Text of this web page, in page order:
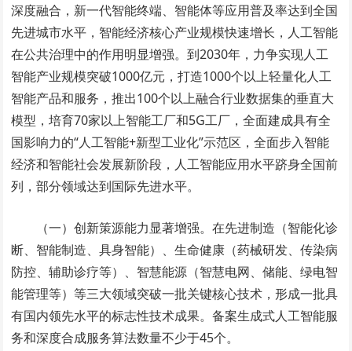
深度融合，新一代智能终端、智能体等应用普及率达到全国
先进城市水平，智能经济核心产业规模快速增长，人工智能
在公共治理中的作用明显增强。到2030年，力争实现人工
智能产业规模突破1000亿元，打造1000个以上轻量化人工
智能产品和服务，推出100个以上融合行业数据集的垂直大
模型，培育70家以上智能工厂和5G工厂，全面建成具有全
国影响力的“人工智能+新型工业化”示范区，全面步入智能
经济和智能社会发展新阶段，人工智能应用水平跻身全国前
列，部分领域达到国际先进水平。
（一）创新策源能力显著增强。在先进制造（智能化诊
断、智能制造、具身智能）、生命健康（药械研发、传染病
防控、辅助诊疗等）、智慧能源（智慧电网、储能、绿电智
能管理等）等三大领域突破一批关键核心技术，形成一批具
有国内领先水平的标志性技术成果。备案生成式人工智能服
务和深度合成服务算法数量不少于45个。